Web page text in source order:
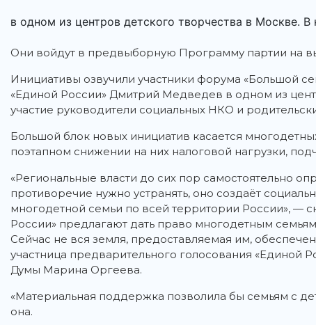
в одном из центров детского творчества в Москве. В
Они войдут в предвыборную Программу партии на
Инициативы озвучили участники форума «Большой
«Единой России» Дмитрий Медведев в одном из
участие руководители социальных НКО и
Большой блок новых инициатив касается
поэтапном снижении на них налоговой нагрузки,
«Региональные власти до сих пор самостоятельно
противоречие нужно устранять, оно создаёт
многодетной семьи по всей территории России», —
России» предлагают дать право многодетным
Сейчас не вся земля, предоставляемая им,
участница предварительного голосования «Единой
Думы Марина Оргеева.
«Материальная поддержка позволила бы семьям с
она.